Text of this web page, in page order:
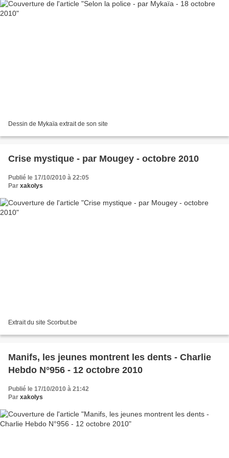
Dessin de Mykaïa extrait de son site
Crise mystique - par Mougey - octobre 2010
Publié le 17/10/2010 à 22:05
Par xakolys
Extrait du site Scorbut.be
Manifs, les jeunes montrent les dents - Charlie
Hebdo N°956 - 12 octobre 2010
Publié le 17/10/2010 à 21:42
Par xakolys